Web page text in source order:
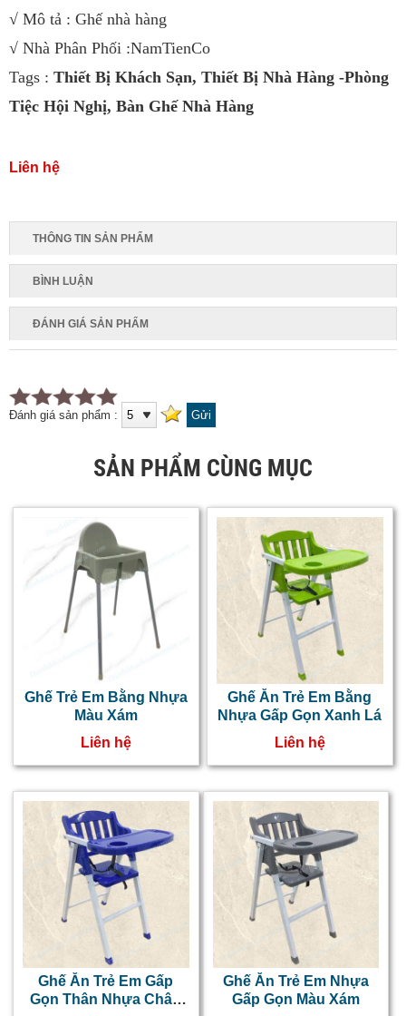
√ Mô tả : Ghế nhà hàng
√ Nhà Phân Phối :NamTienCo
Tags : Thiết Bị Khách Sạn, Thiết Bị Nhà Hàng -Phòng
Tiệc Hội Nghị, Bàn Ghế Nhà Hàng
Liên hệ
THÔNG TIN SẢN PHẨM
BÌNH LUẬN
ĐÁNH GIÁ SẢN PHẨM
Đánh giá sản phẩm :
SẢN PHẨM CÙNG MỤC
Ghế Trẻ Em Bằng Nhựa
Màu Xám
Liên hệ
Ghế Ăn Trẻ Em Bằng
Nhựa Gấp Gọn Xanh Lá
Liên hệ
Ghế Ăn Trẻ Em Gấp
Gọn Thân Nhựa Chân
Ghế Ăn Trẻ Em Nhựa
Gấp Gọn Màu Xám